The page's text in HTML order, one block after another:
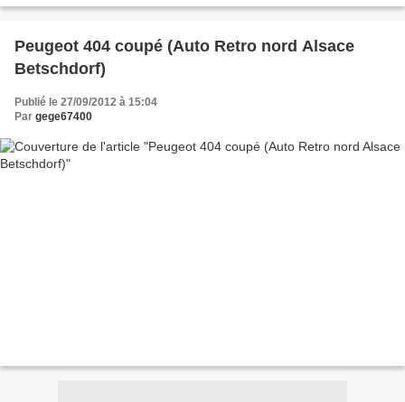
Peugeot 404 coupé (Auto Retro nord Alsace
Betschdorf)
Publié le 27/09/2012 à 15:04
Par gege67400